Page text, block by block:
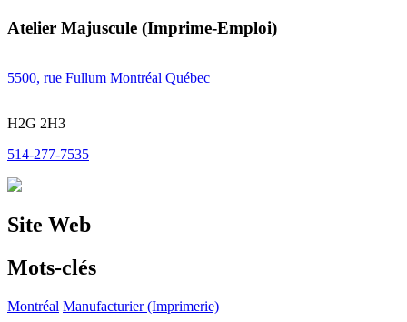
Atelier Majuscule (Imprime-Emploi)
5500, rue Fullum Montréal Québec
H2G 2H3
514-277-7535
Site Web
Mots-clés
Montréal Manufacturier (Imprimerie)